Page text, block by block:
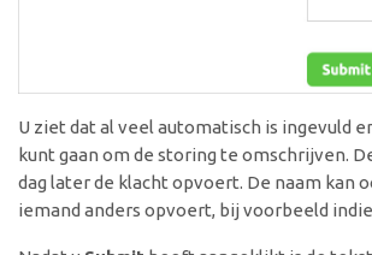
U ziet dat al veel automatisch is ingevuld
kunt gaan om de storing te omschrijven.
dag later de klacht opvoert. De naam kan
iemand anders opvoert, bij voorbeeld